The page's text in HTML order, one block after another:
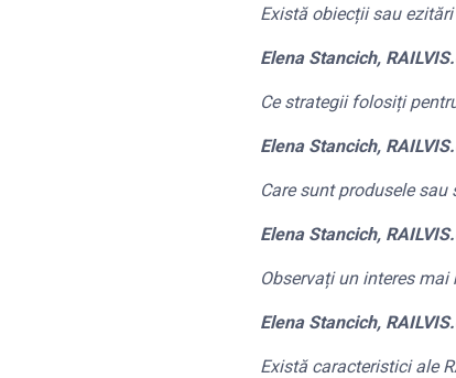
Există obiecții sau
Elena Stancich,
Ce strategii folosiți
Elena Stancich,
Care sunt produsele
Elena Stancich,
Observați un interes
Elena Stancich,
Există caracteristici ale